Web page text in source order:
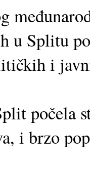
u Splitu
i
počela
i brzo